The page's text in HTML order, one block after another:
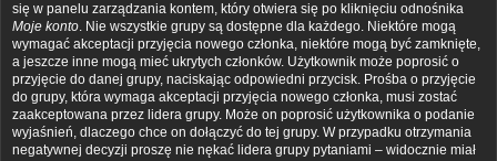
się w panelu zarządzania kontem, który otwiera się po kliknięciu odnośnika
Moje konto. Nie wszystkie grupy są dostępne dla każdego. Niektóre mogą
wymagać akceptacji przyjęcia nowego członka, niektóre mogą być zamknięte,
a jeszcze inne mogą mieć ukrytych członków. Użytkownik może poprosić o
przyjęcie do danej grupy, naciskając odpowiedni przycisk. Prośba o przyjęcie
do grupy, która wymaga akceptacji przyjęcia nowego członka, musi zostać
zaakceptowana przez lidera grupy. Może on poprosić użytkownika o podanie
wyjaśnień, dlaczego chce on dołączyć do tej grupy. W przypadku otrzymania
negatywnej decyzji proszę nie nękać lidera grupy pytaniami – widocznie miał